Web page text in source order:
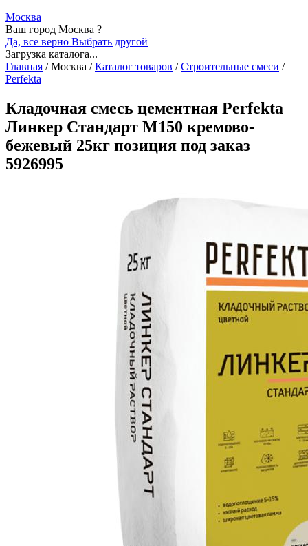
Москва
Ваш город Москва ?
Да, все верно Выбрать другой
Загрузка каталога...
Главная /Москва / Каталог товаров / Строительные смеси /
Perfekta
Кладочная смесь цементная Perfekta
Линкер Стандарт М150 кремово-
бежевый 25кг позиция под заказ
5926995